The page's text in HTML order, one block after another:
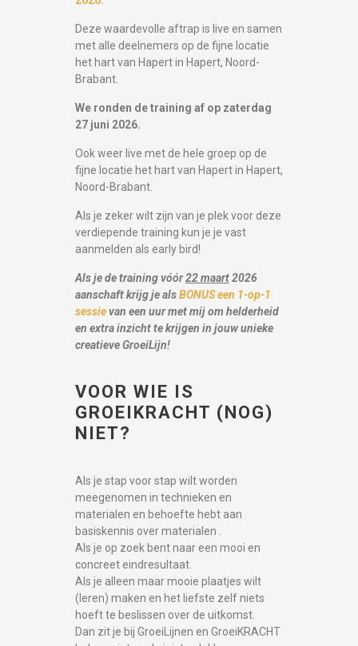
Deze waardevolle aftrap is live en samen
met alle deelnemers op de fijne locatie
het hart van Hapert in Hapert, Noord-
Brabant.
We ronden de training af op zaterdag
27 juni 2026.
Ook weer live met de hele groep op de
fijne locatie het hart van Hapert in Hapert,
Noord-Brabant.
Als je zeker wilt zijn van je plek voor deze
verdiepende training kun je je vast
aanmelden als early bird!
Als je de training vóór22 maart2026
aanschaft krijg je alsBONUS een 1-op-1
sessievan een uur met mij om helderheid
en extra inzicht te krijgen in jouw unieke
creatieve GroeiLijn!
VOOR WIE IS
GROEIKRACHT (NOG)
NIET?
Als je stap voor stap wilt worden
meegenomen in technieken en
materialen en behoefte hebt aan
basiskennis over materialen .
Als je op zoek bent naar een mooi en
concreet eindresultaat.
Als je alleen maar mooie plaatjes wilt
(leren) maken en het liefste zelf niets
hoeft te beslissen over de uitkomst.
Dan zit je bij GroeiLijnen en GroeiKRACHT